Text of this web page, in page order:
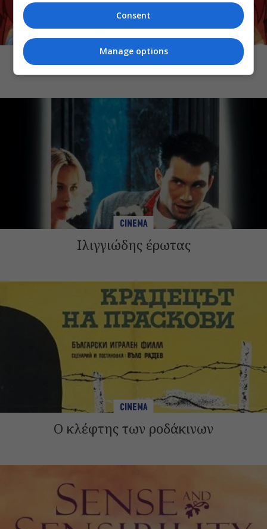
CINEMA
Paprika
CINEMA
Ιλιγγιώδης έρωτας
CINEMA
Ο κλέφτης των ροδάκινων
Consent
Manage options